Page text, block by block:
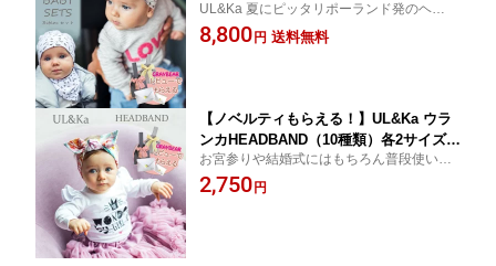
ンド/ベビーキャップ/ショールネック
（生後3〜6ヶ月）【2種】おしゃれ お宮
UL&Ka 夏にピッタリポーランド発のヘアバ
ンド！
8,800 円 送料無料
【ノベルティもらえる！】UL&Ka ウラ
ンカHEADBAND（10種類）各2サイズあ
り！ヘアバンド おしゃれ お宮参り 結婚
式 普段使い ギフト 出産祝い プチギフ
お宮参りや結婚式にはもちろん普段使いで
おしゃれに！前髪が目に入らないように。
女の子ベビーをおしゃれにかわいくするア
2,750 円